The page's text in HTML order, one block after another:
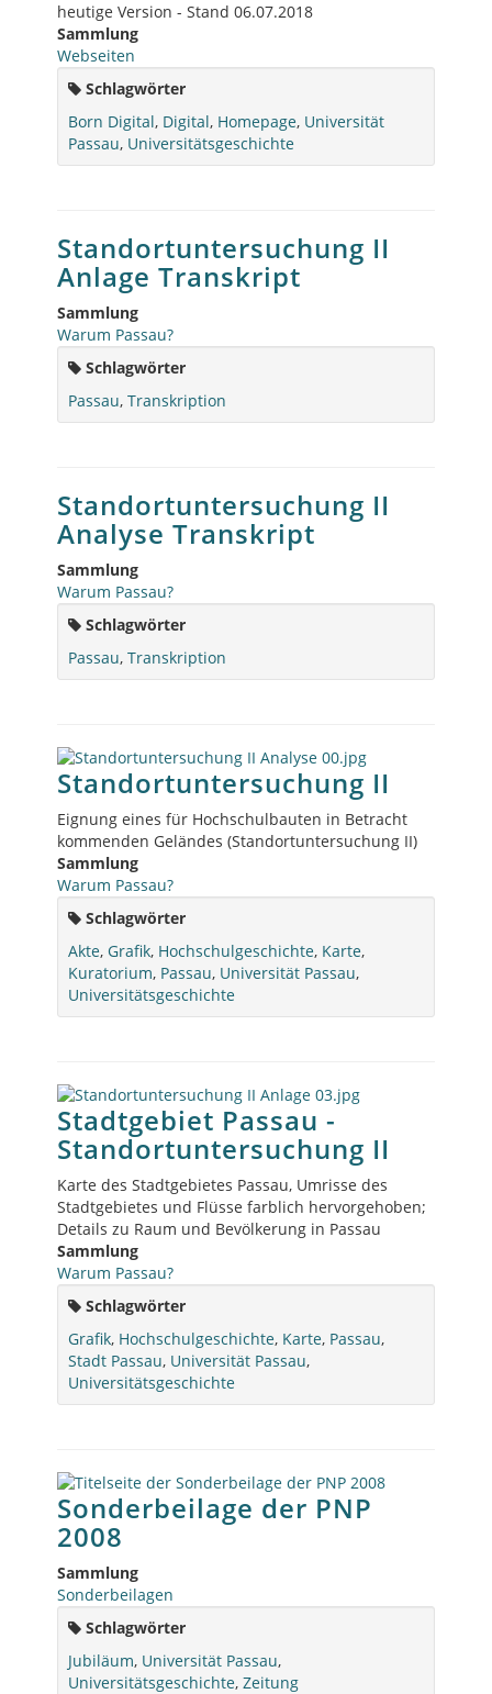
heutige Version - Stand 06.07.2018
Sammlung
Webseiten
Schlagwörter
Born Digital, Digital, Homepage, Universität
Passau, Universitätsgeschichte
Standortuntersuchung II
Anlage Transkript
Sammlung
Warum Passau?
Schlagwörter
Passau,Transkription
Standortuntersuchung II
Analyse Transkript
Sammlung
Warum Passau?
Schlagwörter
Passau,Transkription
Standortuntersuchung II
Eignung eines für Hochschulbauten in Betracht
kommenden Geländes (Standortuntersuchung II)
Sammlung
Warum Passau?
Schlagwörter
Akte,Grafik, Hochschulgeschichte, Karte,
Kuratorium, Passau, Universität Passau,
Universitätsgeschichte
Stadtgebiet Passau -
Standortuntersuchung II
Karte des Stadtgebietes Passau, Umrisse des
Stadtgebietes und Flüsse farblich hervorgehoben;
Details zu Raum und Bevölkerung in Passau
Sammlung
Warum Passau?
Schlagwörter
Grafik, Hochschulgeschichte, Karte, Passau,
Stadt Passau, Universität Passau,
Universitätsgeschichte
Sonderbeilage der PNP
2008
Sammlung
Sonderbeilagen
Schlagwörter
Jubiläum, Universität Passau,
Universitätsgeschichte,Zeitung